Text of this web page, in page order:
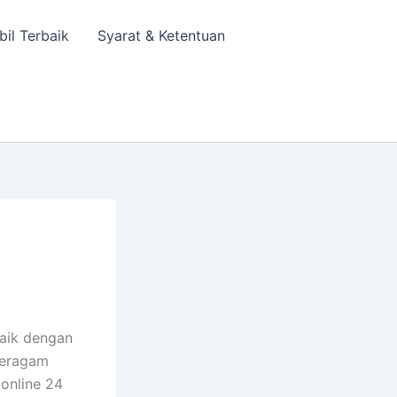
Terbaik Syarat & Ketentuan
dengan
24